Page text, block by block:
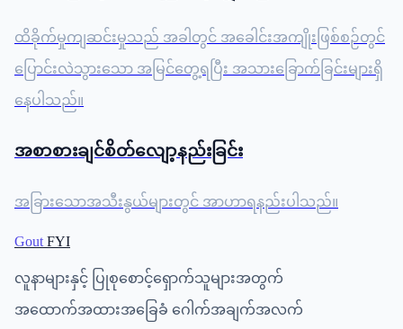
ထိခိုက်မှုကျဆင်းမှုသည် အခါတွင် အခေါင်းအကျိုးဖြစ်စဉ်တွင်
ပြောင်းလဲသွားသော အမြင်တွေ့ရပြီး အသားခြောက်ခြင်းများရှိ
နေပါသည်။
အစာစားချင်စိတ်လျော့နည်းခြင်း
အခြားသောအသီးနွယ်များတွင် အာဟာရနည်းပါသည်။
Gout FYI
လူနာများနှင့် ပြုစုစောင့်ရှောက်သူများအတွက်
အထောက်အထားအခြေခံ ဂေါက်အချက်အလက်